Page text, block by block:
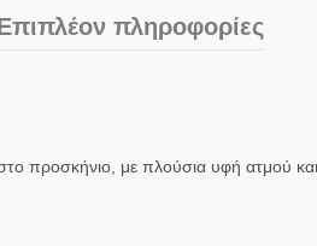
πληροφορίες
προσκήνιο, με πλούσια υφή ατμού